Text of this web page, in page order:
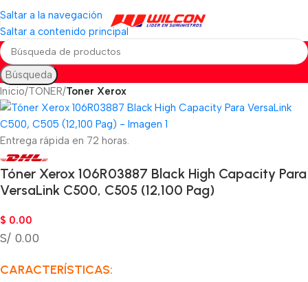
Saltar a la navegación
Saltar a contenido principal
Búsqueda
Inicio TONER Toner Xerox
Entrega rápida en 72 horas.
Tóner Xerox 106R03887 Black High Capacity Para
VersaLink C500, C505 (12,100 Pag)
$ 0.00
S/ 0.00
CARACTERÍSTICAS: